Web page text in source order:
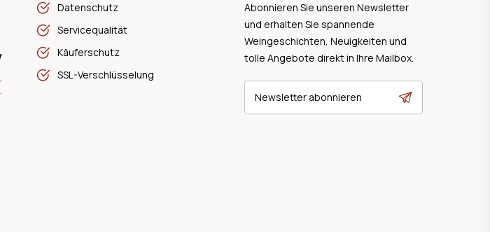
Datenschutz
Servicequalität
Käuferschutz
SSL-Verschlüsselung
Abonnieren Sie unseren Newsletter
und erhalten Sie spannende
Weingeschichten, Neuigkeiten und
tolle Angebote direkt in Ihre Mailbox.
Newsletter abonnieren